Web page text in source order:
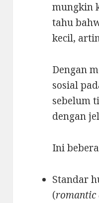
mungkin
tahu
kecil,
Dengan
sosial
sebelum
dengan
Ini
Standar
(romantic